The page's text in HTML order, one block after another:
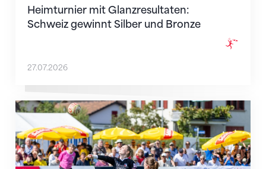
Heimturnier mit Glanzresultaten:
Schweiz gewinnt Silber und Bronze
27.07.2026
Dynamisch, attraktiv und geschichtsträchtig